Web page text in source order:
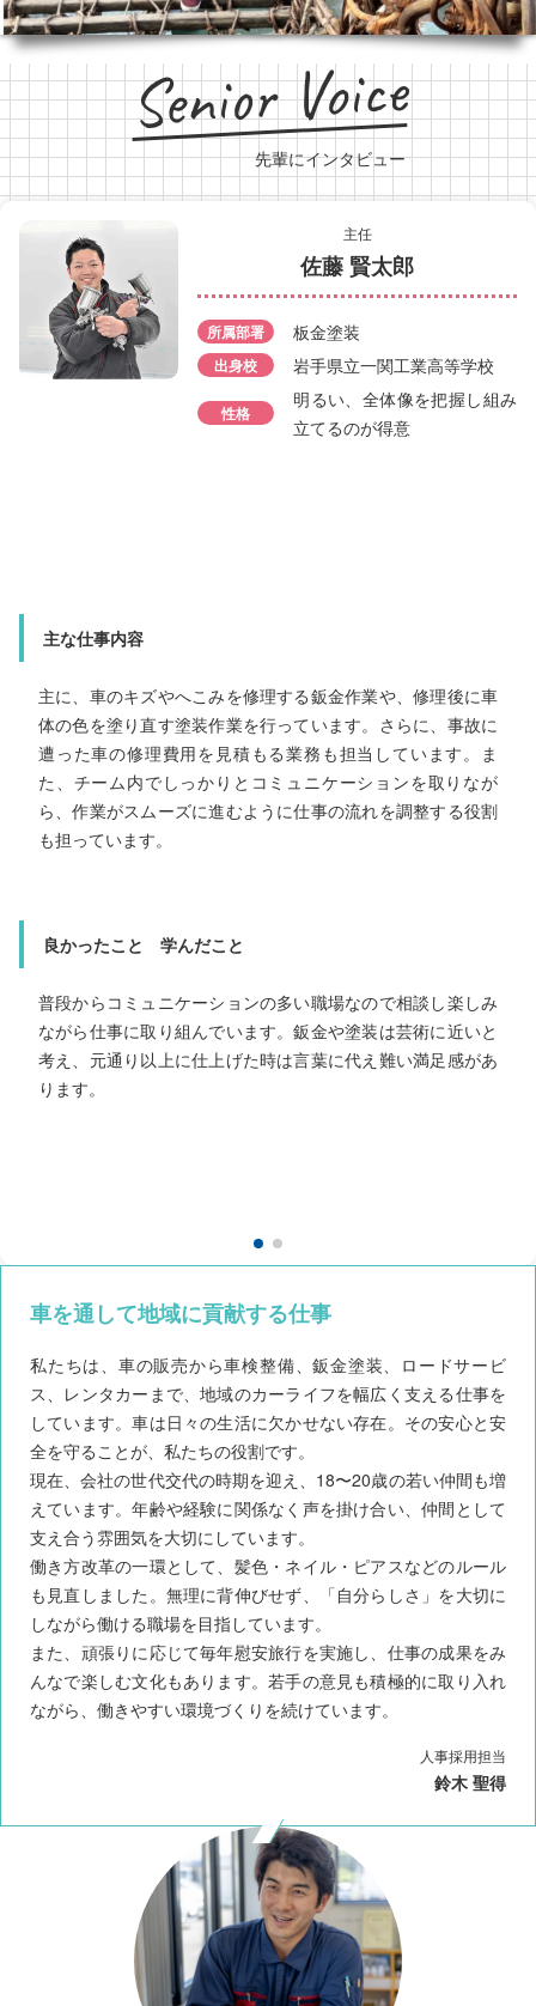
Senior Voice
先輩にインタビュー
主任
佐藤 賢太郎
所属部署 板金塗装
出身校 岩手県立一関工業高等学校
性格
明るい、全体像を把握し組み
立てるのが得意
主な仕事内容
主に、車のキズやへこみを修理する鈑金作業や、修理後に車
体の色を塗り直す塗装作業を行っています。さらに、事故に
遭った車の修理費用を見積もる業務も担当しています。ま
た、チーム内でしっかりとコミュニケーションを取りなが
ら、作業がスムーズに進むように仕事の流れを調整する役割
も担っています。
良かったこと 学んだこと
普段からコミュニケーションの多い職場なので相談し楽しみ
ながら仕事に取り組んでいます。鈑金や塗装は芸術に近いと
考え、元通り以上に仕上げた時は言葉に代え難い満足感があ
ります。
鈑金スタッフ
岩間 敦
所属部署 板金塗装
出身校 岩手県立一関工業高等学
一度とのめり込むと深く
探究するタイプ。 失敗
を恐れずまずはやってみ
車の鈑金塗装は、事故やキズで傷んだ車を、見た目も気持ち
も元気にする仕事です。ドアやバンパーのヘコミを直した
り、色を丁寧に合わせて塗装し直したりと、細やかな作業が
多いのが特徴です。「前よりきれい！」と喜んでもらえる瞬
間がやりがい。手先を使うことが好きな人、ものづくりやデ
ザインに興味がある人にも向いている、男女問わず活躍でき
る仕事です！
自動車検査員、上級自動車整備士（ガソリン、ディーゼル、
良かったこと 学んだこと
車を通して地域に貢献する仕事
私たちは、車の販売から車検整備、鈑金塗装、ロードサービ
ス、レンタカーまで、地域のカーライフを幅広く支える仕事を
しています。車は日々の生活に欠かせない存在。その安心と安
全を守ることが、私たちの役割です。
現在、会社の世代交代の時期を迎え、18〜20歳の若い仲間も増
えています。年齢や経験に関係なく声を掛け合い、仲間として
支え合う雰囲気を大切にしています。
働き方改革の一環として、髪色・ネイル・ピアスなどのルール
も見直しました。無理に背伸びせず、「自分らしさ」を大切に
しながら働ける職場を目指しています。
また、頑張りに応じて毎年慰安旅行を実施し、仕事の成果をみ
んなで楽しむ文化もあります。若手の意見も積極的に取り入れ
ながら、働きやすい環境づくりを続けています。
人事採用担当
鈴木 聖得